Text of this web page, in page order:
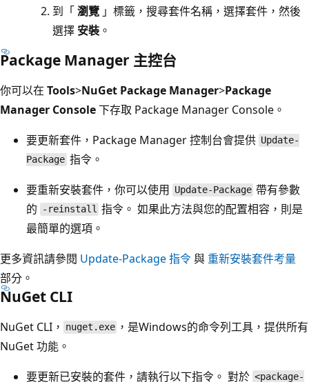
到「瀏覽 」標籤，搜尋套件名稱，選擇套件，然後
選擇 安裝 。
Package Manager 主控台
你可以在 Tools>NuGet Package Manager>Package
Manager Console下存取 Package Manager Console。
要更新套件，Package Manager 控制台會提供 Update-
Package 指令。
要重新安裝套件，你可以使用 Update-Package 帶有參數
的
-reinstall 指令。 如果此方法與您的配置相容，則是
最簡單的選項。
更多資訊請參閱 Update-Package 指令與 重新安裝套件考量
部分。
NuGet CLI
NuGet CLI， nuget.exe ，是Windows的命令列工具，提供所有
NuGet 功能。
要更新已安裝的套件，請執行以下指令。 對於 <package-